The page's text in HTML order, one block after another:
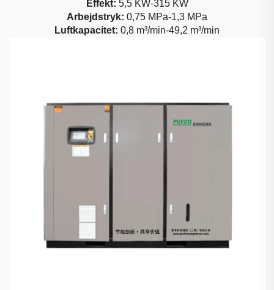
Effekt: 5,5 KW-315 KW
Arbejdstryk: 0,75 MPa-1,3 MPa
Luftkapacitet: 0,8 m³/min-49,2 m³/min